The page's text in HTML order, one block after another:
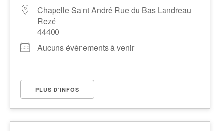
Chapelle Saint André Rue du Bas Landreau
Rezé
44400
Aucuns évènements à venir
PLUS D’INFOS